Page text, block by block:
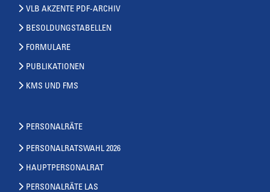
VLB AKZENTE PDF-ARCHIV
BESOLDUNGSTABELLEN
FORMULARE
PUBLIKATIONEN
KMS UND FMS
PERSONALRÄTE
PERSONALRATSWAHL 2026
HAUPTPERSONALRAT
PERSONALRÄTE LAS